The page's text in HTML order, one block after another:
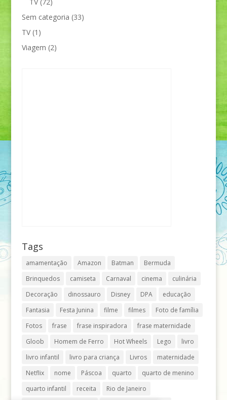
TV(72)
Sem categoria (33)
TV(1)
Viagem (2)
Tags
amamentação Amazon Batman
Bermuda
Brinquedos
camiseta Carnaval cinema
culinária
Decoração
dinossauro Disney DPA
educação
Fantasia
Festa Junina filme filmes
Foto de família
Fotos
frase frase inspiradora
frase maternidade
Gloob
Homem de Ferro Hot Wheels Lego
livro
livro infantil
livro para criança Livros
maternidade
Netflix
nome Páscoa quarto
quarto de menino
quarto infantil
receita Rio de Janeiro